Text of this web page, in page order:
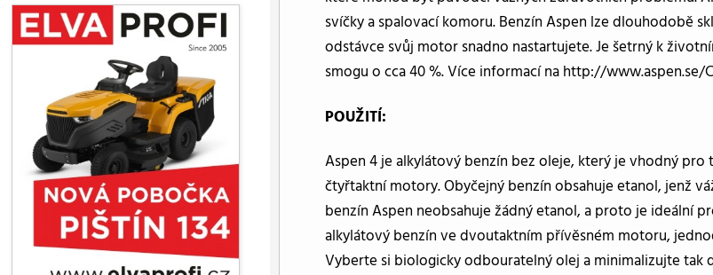
svíčky a spalovací komoru. Benzín Aspen lze dlouhodobě
odstávce svůj motor snadno nastartujete. Je šetrný k
smogu o cca 40 %. Více informací na http://www.aspen.se/
POUŽITÍ:
Aspen 4 je alkylátový benzín bez oleje, který je vhodný
čtyřtaktní motory. Obyčejný benzín obsahuje etanol, jenž
benzín Aspen neobsahuje žádný etanol, a proto je ideální
alkylátový benzín ve dvoutaktním přívěsném motoru,
Vyberte si biologicky odbouratelný olej a minimalizujte tak